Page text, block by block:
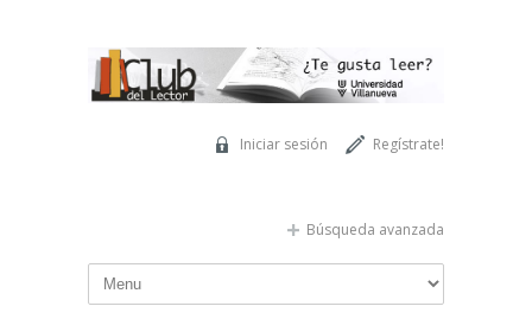
Regístrate!
Iniciar sesión
Búsqueda avanzada